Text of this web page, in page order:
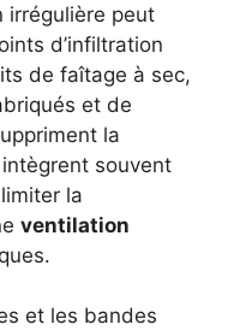
irrégulière peut
d’infiltration
de faîtage à sec,
et de
la
souvent
la
ventilation
et les bandes